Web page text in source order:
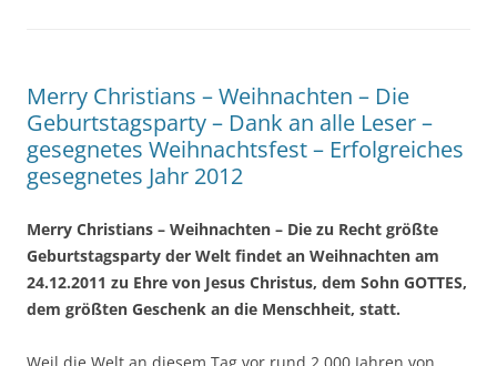
Merry Christians – Weihnachten – Die
Geburtstagsparty – Dank an alle Leser –
gesegnetes Weihnachtsfest – Erfolgreiches
gesegnetes Jahr 2012
Merry Christians – Weihnachten – Die zu Recht größte
Geburtstagsparty der Welt findet an Weihnachten am
24.12.2011 zu Ehre von Jesus Christus, dem Sohn GOTTES,
dem größten Geschenk an die Menschheit, statt.